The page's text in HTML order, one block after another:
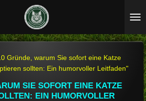
Gründe, warum Sie sofort eine Katze
sollten: Ein humorvoller Leitfaden"
SIE SOFORT EINE KATZE
EIN HUMORVOLLER